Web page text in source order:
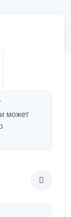
может